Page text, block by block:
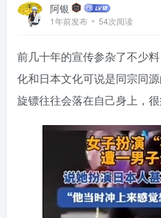
阿银
1年前发布 54次阅读
前几十年的宣传参杂了不少
化和日本文化可说是同宗同
旋镖往往会落在自己身上，很